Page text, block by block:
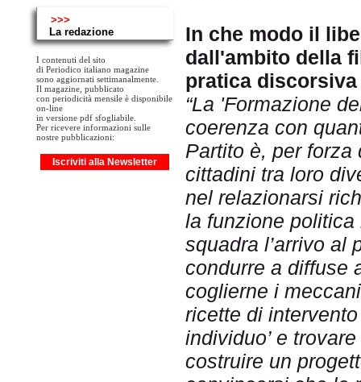
>>>
La redazione
I contenuti del sito
di Periodico italiano magazine
sono aggiornati settimanalmente.
Il magazine, pubblicato
con periodicità mensile è disponibile
on-line
in versione pdf sfogliabile.
Per ricevere informazioni sulle
nostre pubblicazioni:
Iscriviti alla Newsletter
In che modo il
dall'ambito della
pratica
“La 'Formazione
coerenza con
Partito è, per
cittadini tra loro
nel relazionarsi
la funzione
squadra l’arrivo al
condurre a diffuse
coglierne i
ricette di
individuo’ e
costruire un